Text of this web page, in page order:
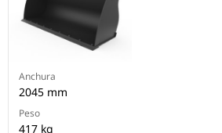
Anchura
2045 mm
Peso
417 kg